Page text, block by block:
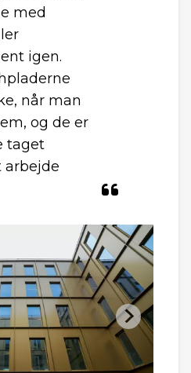
med
igen.
når man
og de er
taget
arbejde